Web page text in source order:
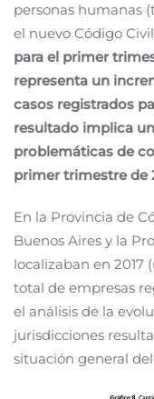
personas humanas
el nuevo Código
para el primer
representa un
casos registrados
resultado implica
problemáticas de
primer trimestre de
En la Provincia de
Buenos Aires y la
localizaban en 2017
total de empresas
el análisis de la
jurisdicciones
situación general